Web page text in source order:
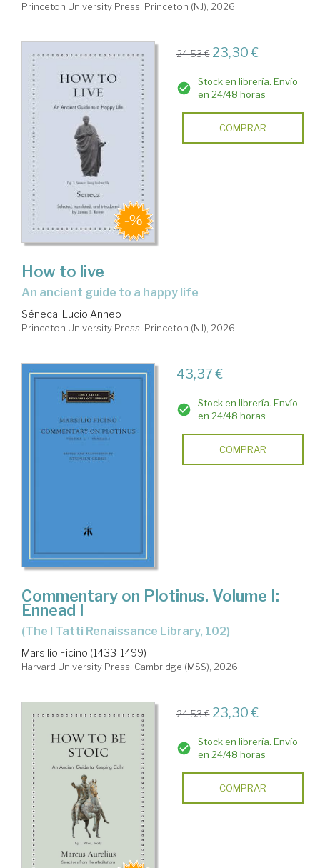
Princeton University Press. Princeton (NJ), 2026
24,53 € 23,30 €
Stock en librería. Envío
en 24/48 horas
COMPRAR
How to live
an ancient guide to a happy life
Séneca, Lucio Anneo
Princeton University Press. Princeton (NJ), 2026
43,37 €
Stock en librería. Envío
en 24/48 horas
COMPRAR
Commentary on Plotinus. Volume I:
Ennead I
(The I Tatti Renaissance Library, 102)
Marsilio Ficino (1433-1499)
Harvard University Press. Cambridge (MSS), 2026
24,53 € 23,30 €
Stock en librería. Envío
en 24/48 horas
COMPRAR